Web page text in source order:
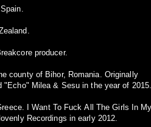
producer.
county of Bihor, Romania. Originally
"Echo" Milea & Sesu in the year of 2015.
Girls In My
Recordings in early 2012.